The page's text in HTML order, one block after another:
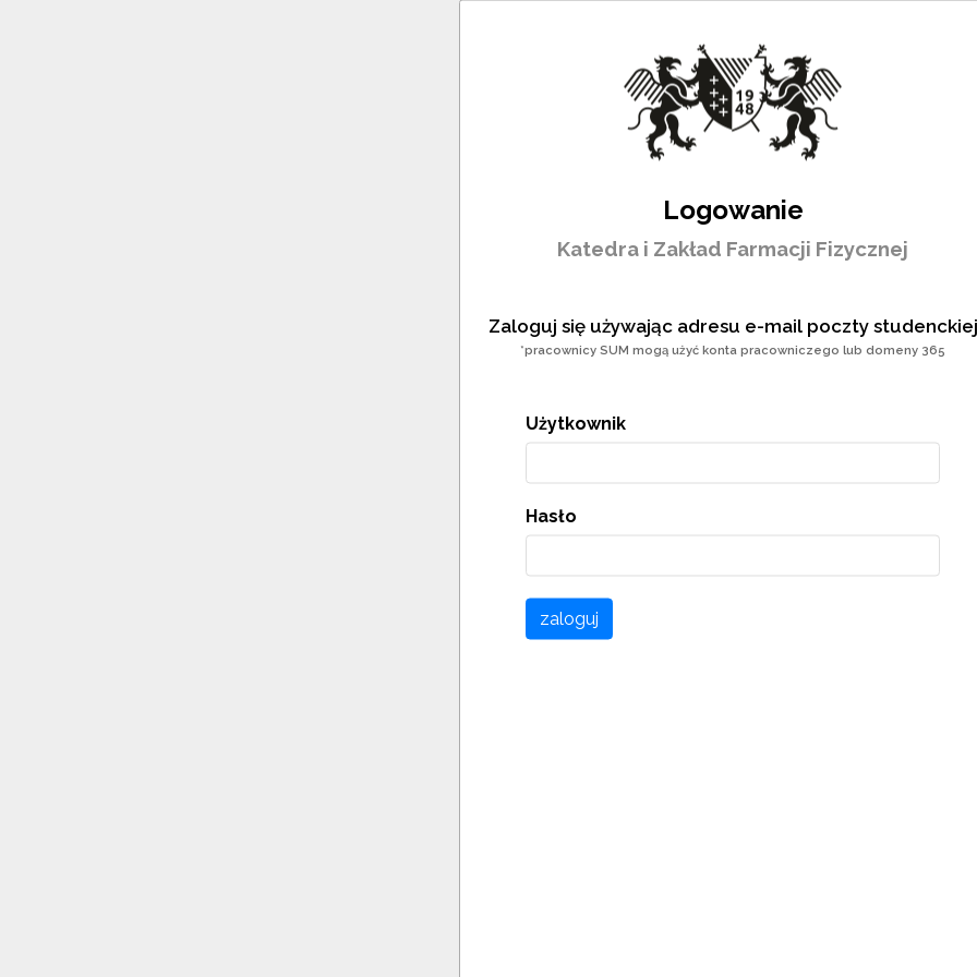
Logowanie
Katedra i Zakład Farmacji Fizycznej
Zaloguj się używając adresu e-mail poczty studenckiej
*pracownicy SUM mogą użyć konta pracowniczego lub domeny 365
Użytkownik
Hasło
zaloguj